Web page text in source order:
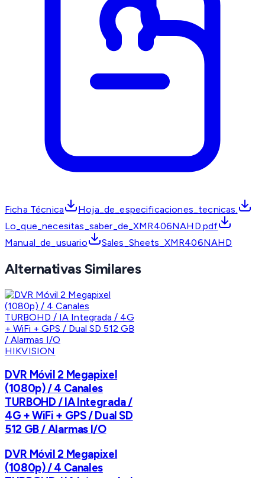
Ficha Técnica
Hoja_de_especificaciones_tecnicas.
Lo_que_necesitas_saber_de_XMR406NAHD.pdf
Manual_de_usuario
Sales_Sheets_XMR406NAHD
Alternativas Similares
HIKVISION
DVR Móvil 2 Megapixel
(1080p) / 4 Canales
TURBOHD / IA Integrada /
4G + WiFi + GPS / Dual SD
512 GB / Alarmas I/O
DVR Móvil 2 Megapixel
(1080p) / 4 Canales